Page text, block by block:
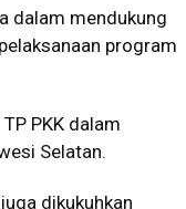
dalam mendukung
program
PKK dalam
Selatan.
dikukuhkan